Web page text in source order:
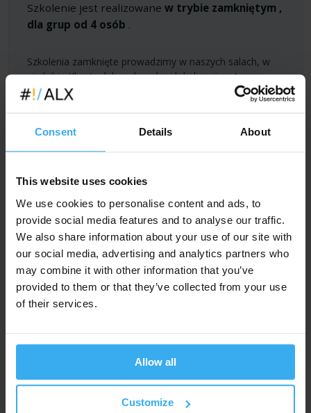
Consent Details About
This website uses cookies
We use cookies to personalise content and ads, to
provide social media features and to analyse our traffic.
We also share information about your use of our site with
our social media, advertising and analytics partners who
may combine it with other information that you’ve
provided to them or that they’ve collected from your use
of their services.
Allow all
Customize
Szkolenie jest realizowane w trybie zamkniętym ,
dla grup od 4 osób .
Szkolenia zamknięte prowadzimy w naszych salach, w
siedzibie Klienta, lub w dowolnej lokalizacji na terenie
Polski, lub UE (w jęz. polskim lub angielskim). Dla grup
możliwe są dowolne tryby zajęć -
godziny pracy,
dostosowanie tematów kursu
do indywidualnych
potrzeb Klienta.
indywidualnie dla każdego zamówienia. Dzięki temu
koszt szkolenia w przeliczeniu na uczestnika może być
znacznie korzystniejszy niż przy szkoleniach w grupach
ogólnodostępnych (ceny podane na stronie) - zwłaszcza
w przypadku większych grup.
Zapytaj i zaproponuj termin